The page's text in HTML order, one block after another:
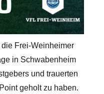
Frei-Weinheimer
in Schwabenheim
und trauerten
geholt zu haben.